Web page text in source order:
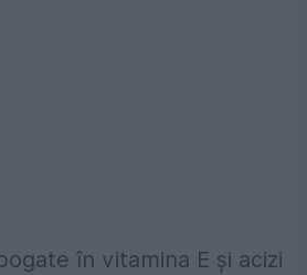
în vitamina E și acizi